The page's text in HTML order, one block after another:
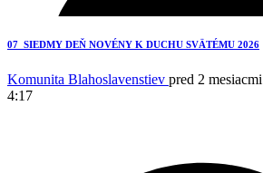
3
07_SIEDMY DEŇ NOVÉNY K DUCHU SVÄTÉMU 2026
Komunita Blahoslavenstiev pred 2 mesiacmi
4:17